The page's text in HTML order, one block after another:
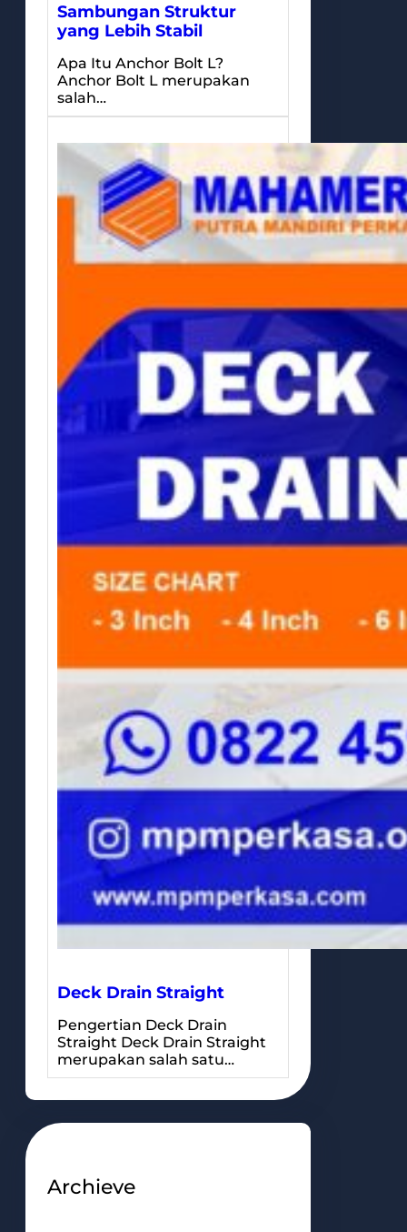
Sambungan Struktur
yang Lebih Stabil
Apa Itu Anchor Bolt L?
Anchor Bolt L merupakan
salah…
Deck Drain Straight
Pengertian Deck Drain
Straight Deck Drain Straight
merupakan salah satu…
Archieve